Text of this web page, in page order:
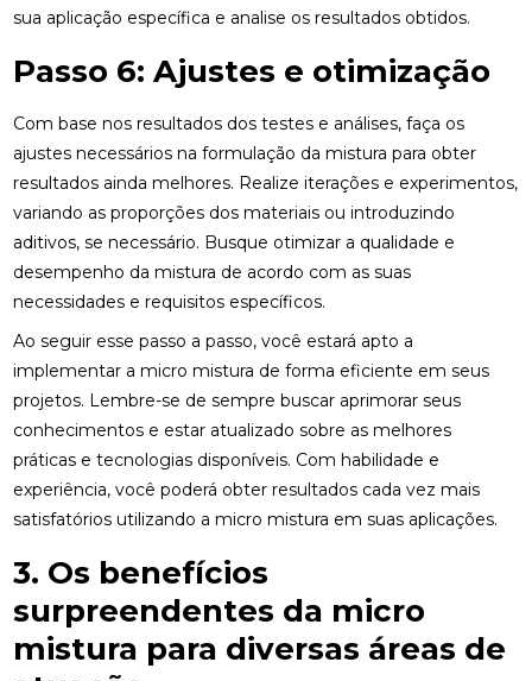
sua aplicação específica e analise os resultados obtidos.
Passo 6: Ajustes e otimização
Com base nos resultados dos testes e análises, faça os
ajustes necessários na formulação da mistura para obter
resultados ainda melhores. Realize iterações e experimentos,
variando as proporções dos materiais ou introduzindo
aditivos, se necessário. Busque otimizar a qualidade e
desempenho da mistura de acordo com as suas
necessidades e requisitos específicos.
Ao seguir esse passo a passo, você estará apto a
implementar a micro mistura de forma eficiente em seus
projetos. Lembre-se de sempre buscar aprimorar seus
conhecimentos e estar atualizado sobre as melhores
práticas e tecnologias disponíveis. Com habilidade e
experiência, você poderá obter resultados cada vez mais
satisfatórios utilizando a micro mistura em suas aplicações.
3. Os benefícios
surpreendentes da micro
mistura para diversas áreas de